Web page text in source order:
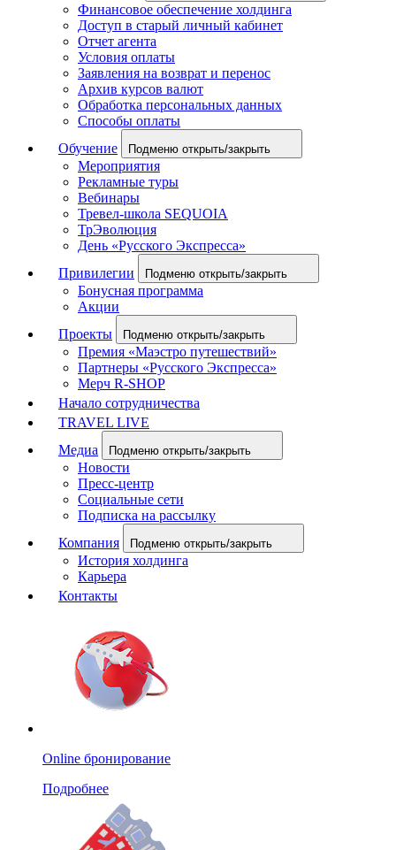
Финансовое обеспечение холдинга
Доступ в старый личный кабинет
Отчет агента
Условия оплаты
Заявления на возврат и перенос
Архив курсов валют
Обработка персональных данных
Способы оплаты
Обучение
Подменю открыть/закрыть
Мероприятия
Рекламные туры
Вебинары
Тревел-школа SEQUOIA
ТрЭволюция
День «Русского Экспресса»
Привилегии
Подменю открыть/закрыть
Бонусная программа
Акции
Проекты
Подменю открыть/закрыть
Премия «Маэстро путешествий»
Партнеры «Русского Экспресса»
Мерч R-SHOP
Начало сотрудничества
TRAVEL LIVE
Медиа
Подменю открыть/закрыть
Новости
Пресс-центр
Социальные сети
Подписка на рассылку
Компания
Подменю открыть/закрыть
История холдинга
Карьера
Контакты
Online бронирование
Подробнее